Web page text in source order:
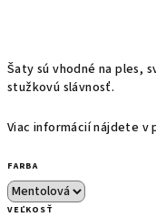
Šaty sú vhodné na ples,
stužkovú slávnosť.
Viac informácií nájdete v
FARBA
VEĽKOSŤ